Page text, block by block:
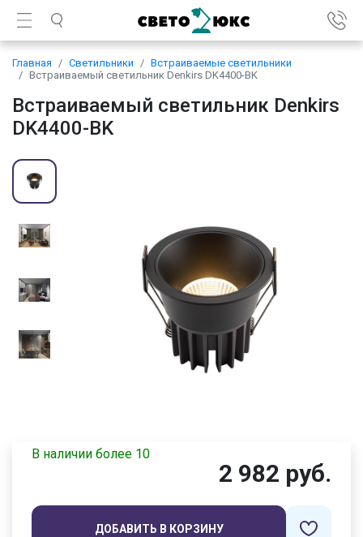
Главная Светильники
Встраиваемые светильники
Встраиваемый светильник Denkirs DK4400-BK
Встраиваемый светильник Denkirs
DK4400-BK
В наличии более 10
2 982 руб.
ДОБАВИТЬ В КОРЗИНУ